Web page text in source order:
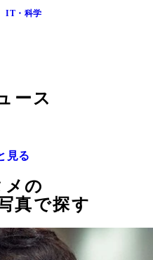
IT・科学
ース
見る
メの
真で探す